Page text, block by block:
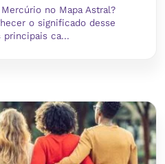
no Mapa Astral?
o significado desse
principais ca...